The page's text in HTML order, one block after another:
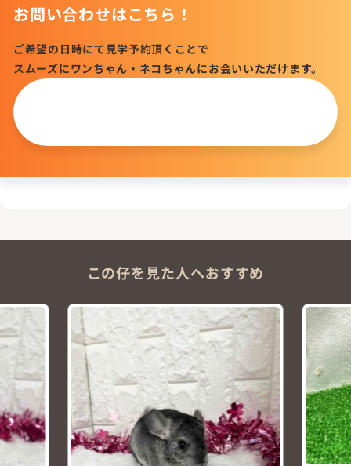
お問い合わせはこちら！
ご希望の日時にて見学予約頂くことで
スムーズにワンちゃん・ネコちゃんにお会いいただけます。
この仔を見た人へおすすめ